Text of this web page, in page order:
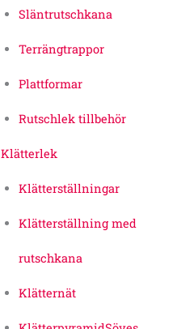
Släntrutschkana
Terrängtrappor
Plattformar
Rutschlek tillbehör
Klätterlek
Klätterställningar
Klätterställning med
rutschkana
Klätternät